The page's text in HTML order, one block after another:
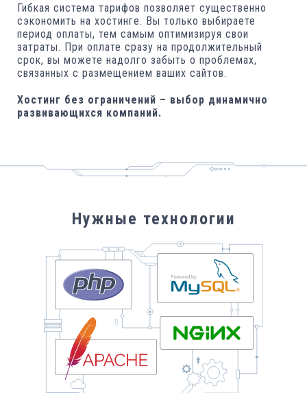
Гибкая система тарифов позволяет существенно
сэкономить на хостинге. Вы только выбираете
период оплаты, тем самым оптимизируя свои
затраты. При оплате сразу на продолжительный
срок, вы можете надолго забыть о проблемах,
связанных с размещением ваших сайтов.
Хостинг без ограничений – выбор динамично
развивающихся компаний.
Нужные технологии